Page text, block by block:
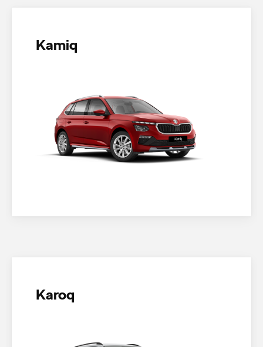
Kamiq
Karoq